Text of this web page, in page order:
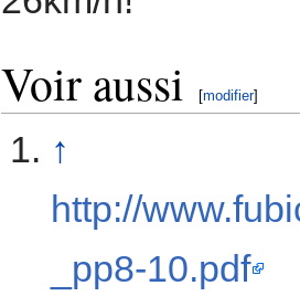
Voir aussi [modifier]
↑
http://
_pp8-10.pdf